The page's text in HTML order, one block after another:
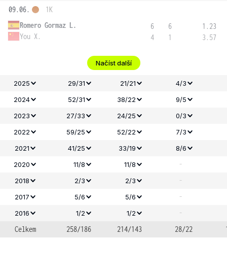
09.06.
Romero Gormaz L.
You X.
1K
6
4
6
1
1.23
3.57
Načíst další
2025 29/31 21/21 4/3
2024
52/31 38/22 9/5
2023
27/33 24/25 0/3
2022
59/25 52/22
7/3
2021
41/25 33/19
8/6
2020
11/8 11/8 -
2018 2/3 2/3 -
2017 5/6 5/6 -
2016 1/2 1/2
-
Celkem
258/186 214/143 28/22